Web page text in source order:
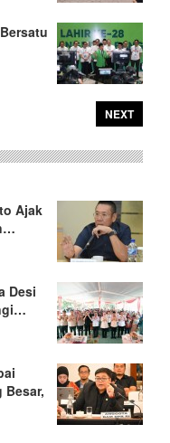
NEXT
Ajak
Desi
Besar,